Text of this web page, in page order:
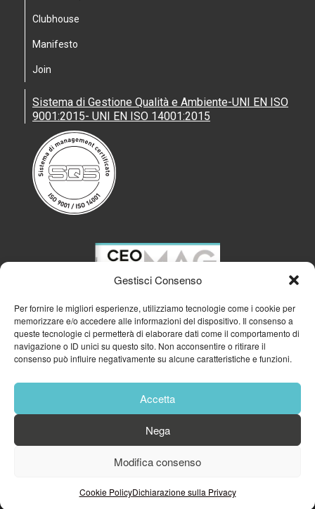
Gestisci Consenso
Per fornire le migliori esperienze, utilizziamo tecnologie come i cookie per
memorizzare e/o accedere alle informazioni del dispositivo. Il consenso a
queste tecnologie ci permetterà di elaborare dati come il comportamento di
navigazione o ID unici su questo sito. Non acconsentire o ritirare il
consenso può influire negativamente su alcune caratteristiche e funzioni.
Accetta
Nega
Modifica consenso
Cookie PolicyDichiarazione sulla Privacy
Clubhouse
Manifesto
Join
Sistema di Gestione Qualità e Ambiente-UNI EN ISO
9001:2015- UNI EN ISO 14001:2015
GFA GENERAL MANAGEMENT S.R.L.
Cookie Policy Privacy Policy